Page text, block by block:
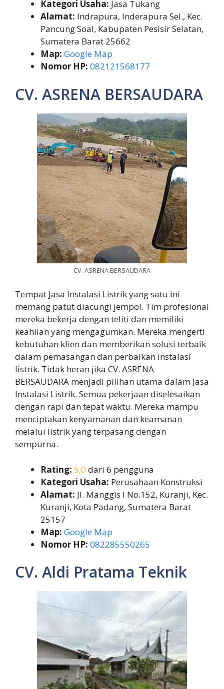
Kategori Usaha: Jasa Tukang
Alamat: Indrapura, Inderapura Sel., Kec.
Pancung Soal, Kabupaten Pesisir Selatan,
Sumatera Barat 25662
Map: Google Map
Nomor HP: 082121568177
CV. ASRENA BERSAUDARA
CV. ASRENA BERSAUDARA
Tempat Jasa Instalasi Listrik yang satu ini
memang patut diacungi jempol. Tim profesional
mereka bekerja dengan teliti dan memiliki
keahlian yang mengagumkan. Mereka mengerti
kebutuhan klien dan memberikan solusi terbaik
dalam pemasangan dan perbaikan instalasi
listrik. Tidak heran jika CV. ASRENA
BERSAUDARA menjadi pilihan utama dalam Jasa
Instalasi Listrik. Semua pekerjaan diselesaikan
dengan rapi dan tepat waktu. Mereka mampu
menciptakan kenyamanan dan keamanan
melalui listrik yang terpasang dengan
sempurna.
Rating: 5,0 dari 6 pengguna
Kategori Usaha: Perusahaan Konstruksi
Alamat: Jl. Manggis I No.152, Kuranji, Kec.
Kuranji, Kota Padang, Sumatera Barat
25157
Map: Google Map
Nomor HP: 082285550265
CV. Aldi Pratama Teknik